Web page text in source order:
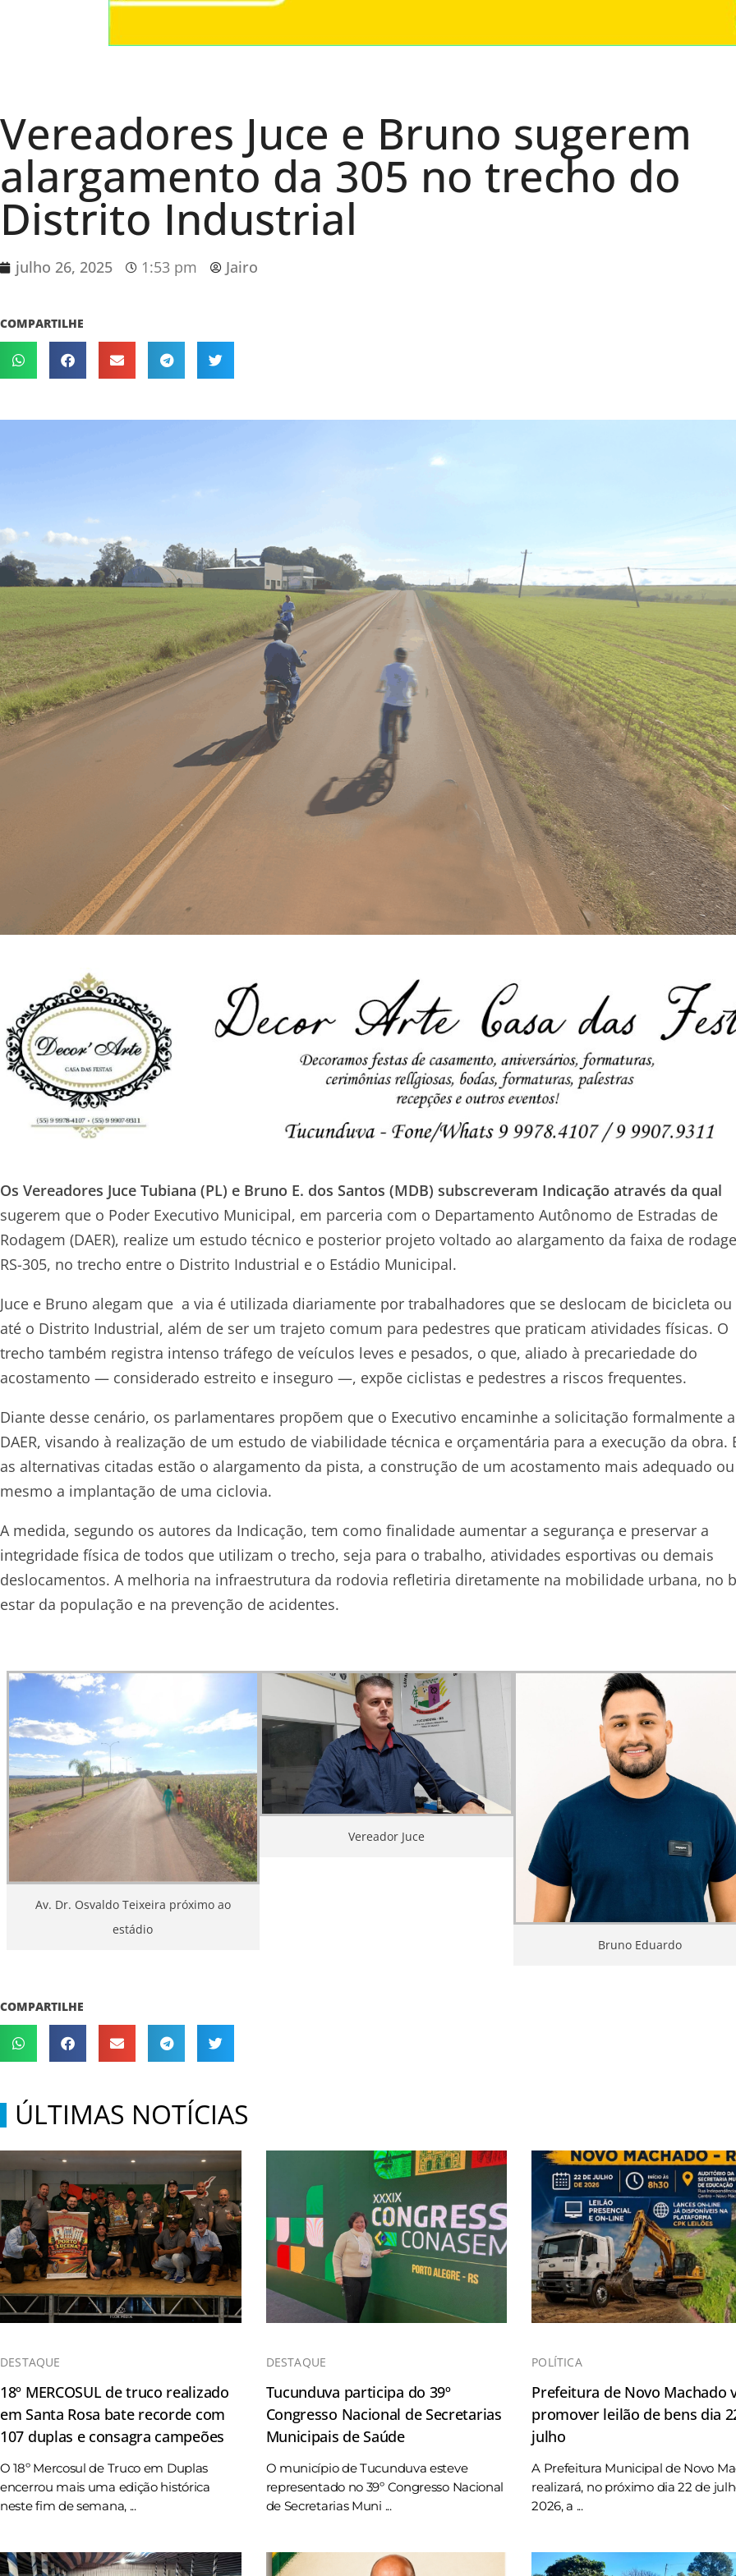
Vereadores Juce e Bruno sugerem
alargamento da 305 no trecho do
Distrito Industrial
julho 26, 2025 1:53 pm Jairo
COMPARTILHE
Os Vereadores Juce Tubiana (PL) e Bruno E. dos Santos (MDB) subscreveram Indicação através da qual
sugerem que o Poder Executivo Municipal, em parceria com o Departamento Autônomo de Estradas de
Rodagem (DAER), realize um estudo técnico e posterior projeto voltado ao alargamento da faixa de
RS-305, no trecho entre o Distrito Industrial e o Estádio Municipal.
Juce e Bruno alegam que a via é utilizada diariamente por trabalhadores que se deslocam de bicicleta ou
até o Distrito Industrial, além de ser um trajeto comum para pedestres que praticam atividades físicas. O
trecho também registra intenso tráfego de veículos leves e pesados, o que, aliado à precariedade do
acostamento — considerado estreito e inseguro —, expõe ciclistas e pedestres a riscos frequentes.
Diante desse cenário, os parlamentares propõem que o Executivo encaminhe a solicitação formalmente
DAER, visando à realização de um estudo de viabilidade técnica e orçamentária para a execução da obra.
as alternativas citadas estão o alargamento da pista, a construção de um acostamento mais adequado
mesmo a implantação de uma ciclovia.
A medida, segundo os autores da Indicação, tem como finalidade aumentar a segurança e preservar a
integridade física de todos que utilizam o trecho, seja para o trabalho, atividades esportivas ou demais
deslocamentos. A melhoria na infraestrutura da rodovia refletiria diretamente na mobilidade urbana, no
estar da população e na prevenção de acidentes.
Av. Dr. Osvaldo Teixeira próximo ao
estádio
Vereador Juce
Bruno Eduardo
COMPARTILHE
ÚLTIMAS NOTÍCIAS
DESTAQUE
18º MERCOSUL de truco realizado
em Santa Rosa bate recorde com
107 duplas e consagra campeões
O 18º Mercosul de Truco em Duplas
encerrou mais uma edição histórica
neste fim de semana, ...
DESTAQUE
Tucunduva participa do 39º
Congresso Nacional de Secretarias
Municipais de Saúde
O município de Tucunduva esteve
representado no 39º Congresso Nacional
de Secretarias Muni ...
POLÍTICA
Prefeitura de Novo Machado
promover leilão de bens dia
julho
A Prefeitura Municipal de Novo
realizará, no próximo dia 22 de
2026, a ...